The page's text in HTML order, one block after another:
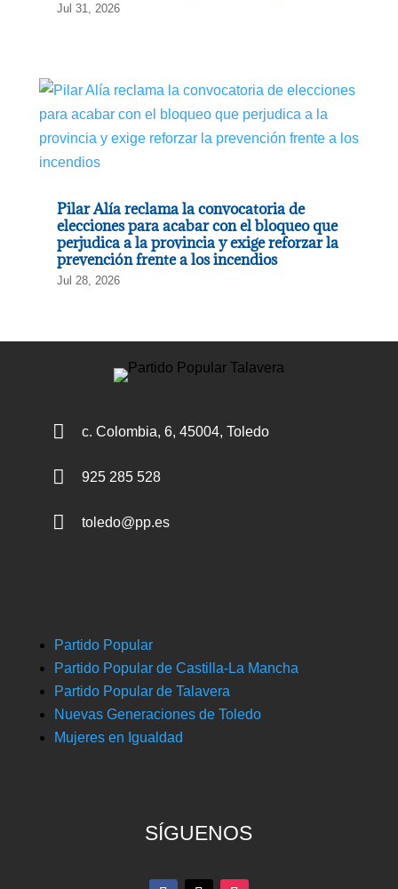
Jul 31, 2026
Pilar Alía reclama la convocatoria de
elecciones para acabar con el bloqueo que
perjudica a la provincia y exige reforzar la
prevención frente a los incendios
Jul 28, 2026
 c. Colombia, 6, 45004, Toledo
 925 285 528
 toledo@pp.es
Partido Popular
Partido Popular de Castilla-La Mancha
Partido Popular de Talavera
Nuevas Generaciones de Toledo
Mujeres en Igualdad
SÍGUENOS